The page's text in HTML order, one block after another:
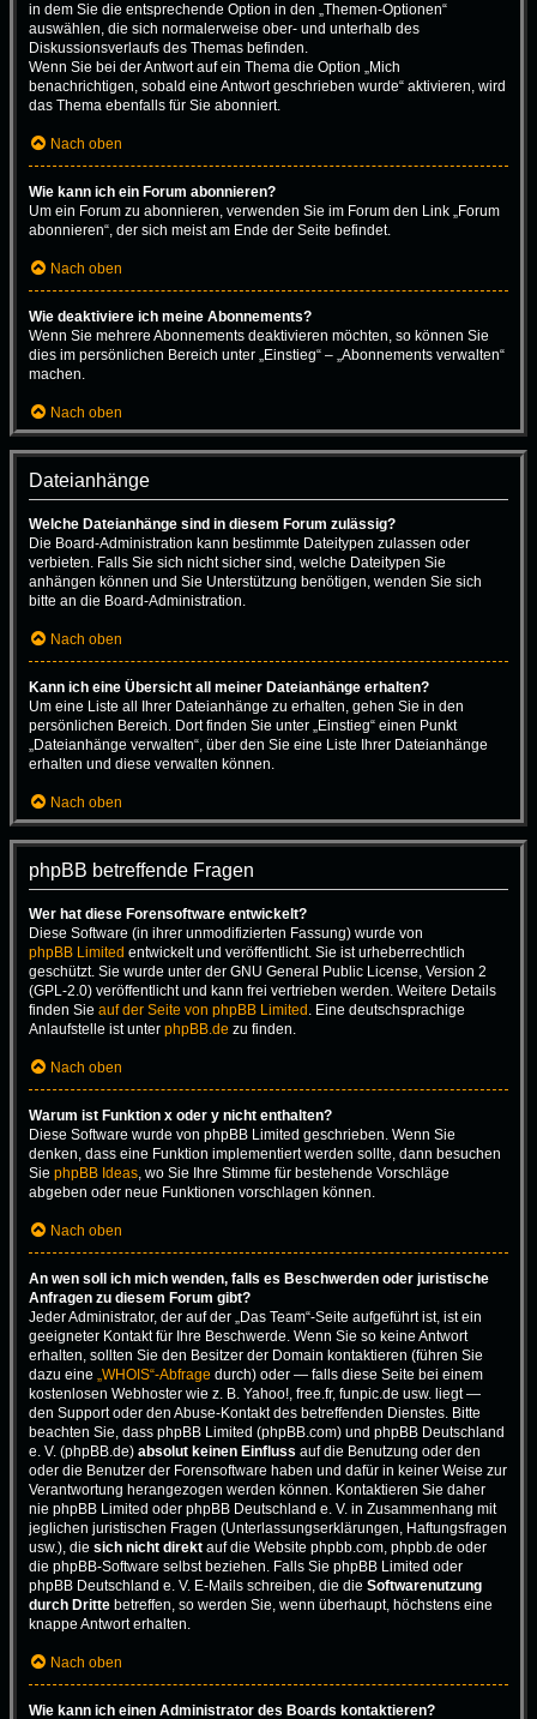
in dem Sie die entsprechende Option in den „Themen-Optionen“
auswählen, die sich normalerweise ober- und unterhalb des
Diskussionsverlaufs des Themas befinden.
Wenn Sie bei der Antwort auf ein Thema die Option „Mich
benachrichtigen, sobald eine Antwort geschrieben wurde“ aktivieren, wird
das Thema ebenfalls für Sie abonniert.
Nach oben
Wie kann ich ein Forum abonnieren?
Um ein Forum zu abonnieren, verwenden Sie im Forum den Link „Forum
abonnieren“, der sich meist am Ende der Seite befindet.
Nach oben
Wie deaktiviere ich meine Abonnements?
Wenn Sie mehrere Abonnements deaktivieren möchten, so können Sie
dies im persönlichen Bereich unter „Einstieg“ – „Abonnements verwalten“
machen.
Nach oben
Dateianhänge
Welche Dateianhänge sind in diesem Forum zulässig?
Die Board-Administration kann bestimmte Dateitypen zulassen oder
verbieten. Falls Sie sich nicht sicher sind, welche Dateitypen Sie
anhängen können und Sie Unterstützung benötigen, wenden Sie sich
bitte an die Board-Administration.
Nach oben
Kann ich eine Übersicht all meiner Dateianhänge erhalten?
Um eine Liste all Ihrer Dateianhänge zu erhalten, gehen Sie in den
persönlichen Bereich. Dort finden Sie unter „Einstieg“ einen Punkt
„Dateianhänge verwalten“, über den Sie eine Liste Ihrer Dateianhänge
erhalten und diese verwalten können.
Nach oben
phpBB betreffende Fragen
Wer hat diese Forensoftware entwickelt?
Diese Software (in ihrer unmodifizierten Fassung) wurde von
phpBB Limited entwickelt und veröffentlicht. Sie ist urheberrechtlich
geschützt. Sie wurde unter der GNU General Public License, Version 2
(GPL-2.0) veröffentlicht und kann frei vertrieben werden. Weitere Details
finden Sie auf der Seite von phpBB Limited . Eine deutschsprachige
Anlaufstelle ist unter phpBB.de zu finden.
Nach oben
Warum ist Funktion x oder y nicht enthalten?
Diese Software wurde von phpBB Limited geschrieben. Wenn Sie
denken, dass eine Funktion implementiert werden sollte, dann besuchen
Sie phpBB Ideas, wo Sie Ihre Stimme für bestehende Vorschläge
abgeben oder neue Funktionen vorschlagen können.
Nach oben
An wen soll ich mich wenden, falls es Beschwerden oder juristische
Anfragen zu diesem Forum gibt?
Jeder Administrator, der auf der „Das Team“-Seite aufgeführt ist, ist ein
geeigneter Kontakt für Ihre Beschwerde. Wenn Sie so keine Antwort
erhalten, sollten Sie den Besitzer der Domain kontaktieren (führen Sie
dazu eine „WHOIS“-Abfrage durch) oder — falls diese Seite bei einem
kostenlosen Webhoster wie z. B. Yahoo!, free.fr, funpic.de usw. liegt —
den Support oder den Abuse-Kontakt des betreffenden Dienstes. Bitte
beachten Sie, dass phpBB Limited (phpBB.com) und phpBB Deutschland
e. V. (phpBB.de) absolut keinen Einfluss auf die Benutzung oder den
oder die Benutzer der Forensoftware haben und dafür in keiner Weise zur
Verantwortung herangezogen werden können. Kontaktieren Sie daher
nie phpBB Limited oder phpBB Deutschland e. V. in Zusammenhang mit
jeglichen juristischen Fragen (Unterlassungserklärungen, Haftungsfragen
usw.), die sich nicht direkt auf die Website phpbb.com, phpbb.de oder
die phpBB-Software selbst beziehen. Falls Sie phpBB Limited oder
phpBB Deutschland e. V. E-Mails schreiben, die die Softwarenutzung
durch Dritte betreffen, so werden Sie, wenn überhaupt, höchstens eine
knappe Antwort erhalten.
Nach oben
Wie kann ich einen Administrator des Boards kontaktieren?